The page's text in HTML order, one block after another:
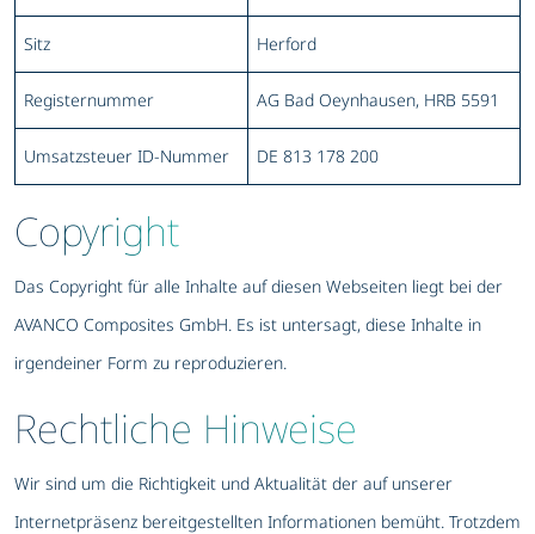
Sitz Herford
Registernummer AG Bad Oeynhausen, HRB 5591
Umsatzsteuer ID-Nummer DE 813 178 200
Copyright
Das Copyright für alle Inhalte auf diesen Webseiten liegt bei der
AVANCO Composites GmbH. Es ist untersagt, diese Inhalte in
irgendeiner Form zu reproduzieren.
Rechtliche Hinweise
Wir sind um die Richtigkeit und Aktualität der auf unserer
Internetpräsenz bereitgestellten Informationen bemüht. Trotzdem